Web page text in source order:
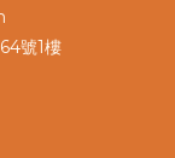
號1樓